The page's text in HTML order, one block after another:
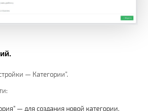
— Категории".
— для создания новой категории.